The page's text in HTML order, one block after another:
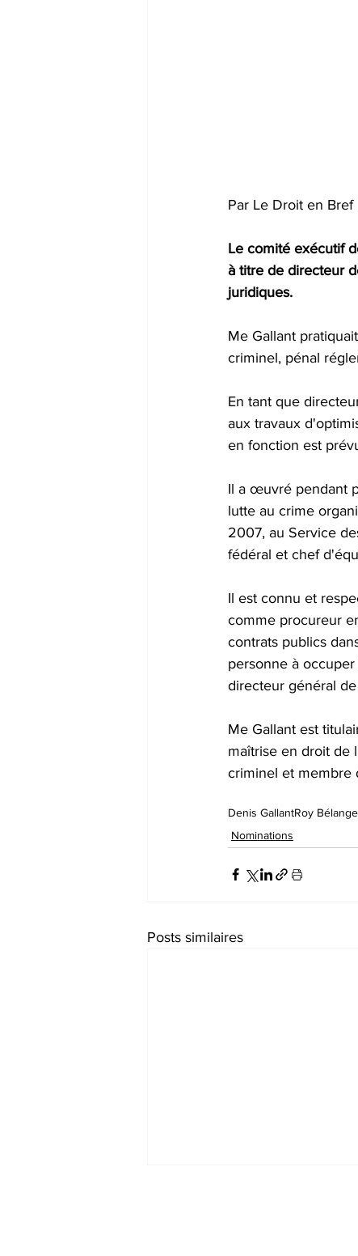
Par Le Droit en
Le comité exécutif
à titre de directeur
juridiques.
Me Gallant
criminel, pénal
En tant que
aux travaux
en fonction est
Il a œuvré pendant
lutte au crime
2007, au Service
fédéral et chef
Il est connu et
comme procureur
contrats publics
personne à
directeur général
Me Gallant est
maîtrise en droit de
criminel et membre
Denis GallantRoy
Nominations
Posts similaires